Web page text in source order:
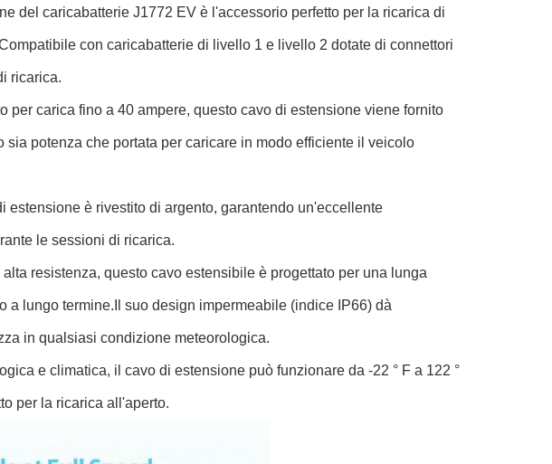
del caricabatterie J1772 EV è l'accessorio perfetto per la ricarica di
con caricabatterie di livello 1 e livello 2 dotate di connettori
ricarica.
per carica fino a 40 ampere, questo cavo di estensione viene fornito
potenza che portata per caricare in modo efficiente il veicolo
è rivestito di argento, garantendo un'eccellente
le sessioni di ricarica.
resistenza, questo cavo estensibile è progettato per una lunga
a lungo termine.Il suo design impermeabile (indice IP66) dà
in qualsiasi condizione meteorologica.
e climatica, il cavo di estensione può funzionare da -22 ° F a 122 °
per la ricarica all'aperto.